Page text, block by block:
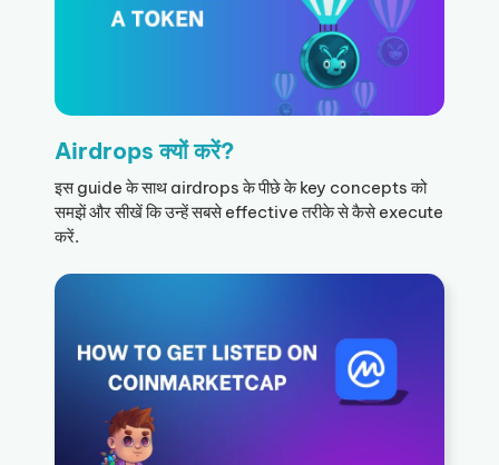
Airdrops क्यों करें?
इस guide के साथ airdrops के पीछे के key concepts को
समझें और सीखें कि उन्हें सबसे effective तरीके से कैसे execute
करें.